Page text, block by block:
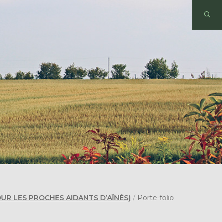
LES PROCHES AIDANTS D’AÎNÉS) / Porte-folio